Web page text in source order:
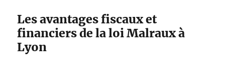
Les avantages fiscaux et
financiers de la loi Malraux à
Lyon